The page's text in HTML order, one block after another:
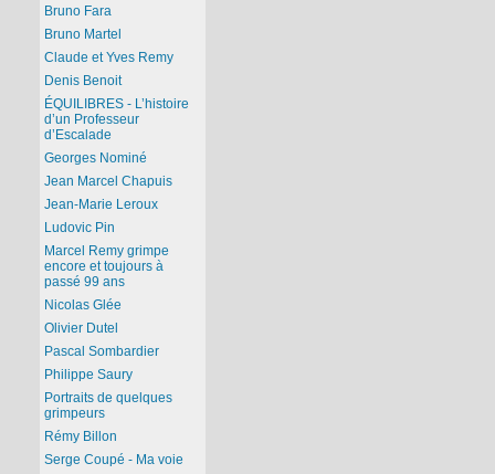
Bruno Fara
Bruno Martel
Claude et Yves Remy
Denis Benoit
ÉQUILIBRES - L’histoire
d’un Professeur
d’Escalade
Georges Nominé
Jean Marcel Chapuis
Jean-Marie Leroux
Ludovic Pin
Marcel Remy grimpe
encore et toujours à
passé 99 ans
Nicolas Glée
Olivier Dutel
Pascal Sombardier
Philippe Saury
Portraits de quelques
grimpeurs
Rémy Billon
Serge Coupé - Ma voie